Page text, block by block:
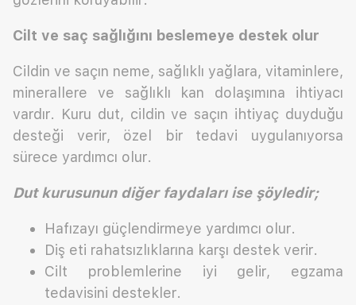
Cilt ve saç sağlığını beslemeye destek olur
Cildin ve saçın neme, sağlıklı yağlara, vitaminlere,
minerallere ve sağlıklı kan dolaşımına ihtiyacı
vardır. Kuru dut, cildin ve saçın ihtiyaç duyduğu
desteği verir, özel bir tedavi uygulanıyorsa
sürece yardımcı olur.
Dut kurusunun diğer faydaları ise şöyledir;
Hafızayı güçlendirmeye yardımcı olur.
Diş eti rahatsızlıklarına karşı destek verir.
Cilt problemlerine iyi gelir, egzama
tedavisini destekler.